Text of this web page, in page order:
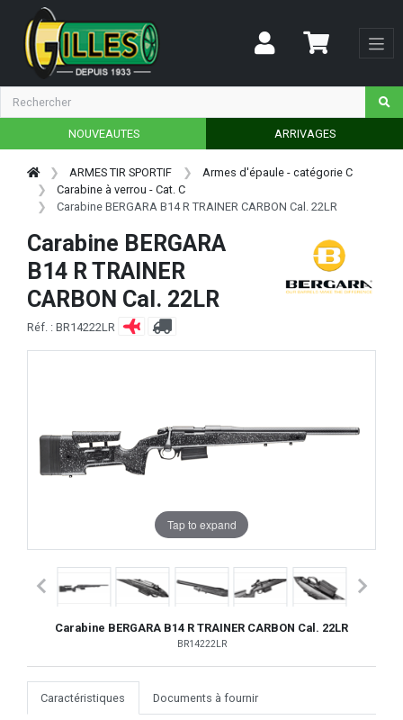
NOUVEAUTES ARRIVAGES
ARMES TIR SPORTIF
Armes d'épaule - catégorie C
Carabine à verrou - Cat. C
Carabine BERGARA B14 R TRAINER CARBON Cal. 22LR
Carabine BERGARA
B14 R TRAINER
CARBON Cal. 22LR
Réf. : BR14222LR
Tap to expand
Carabine BERGARA B14 R TRAINER CARBON Cal. 22LR
BR14222LR
Caractéristiques Documents à fournir